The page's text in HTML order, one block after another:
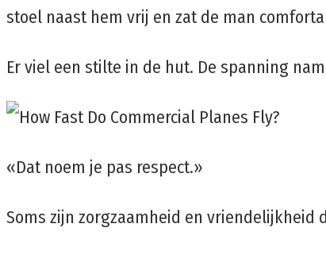
stoel naast hem vrij en zat de man
Er viel een stilte in de hut. De spanning
«Dat noem je pas respect.»
Soms zijn zorgzaamheid en vriendelijkheid